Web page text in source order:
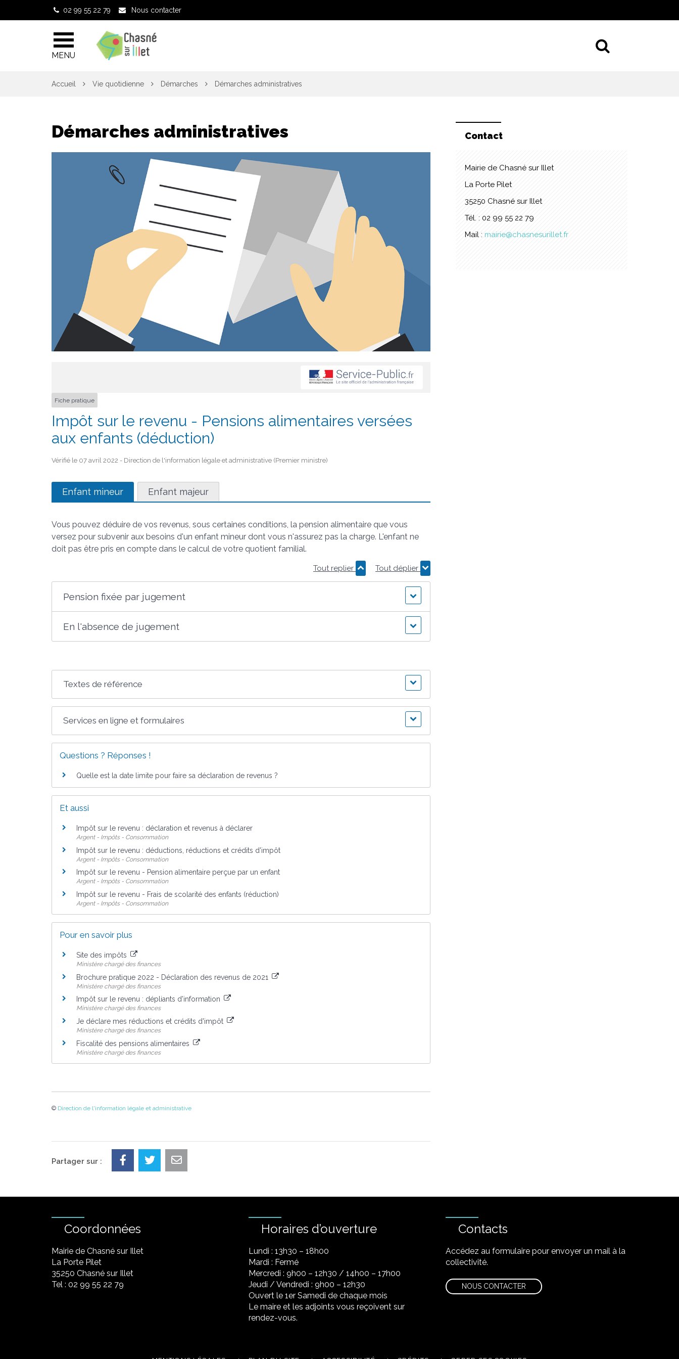
02 99 55 22 79 Nous contacter
MENU
Accueil Vie quotidienne Démarches Démarches administratives
Démarches administratives
Fiche pratique
Impôt sur le revenu - Pensions alimentaires versées
aux enfants (déduction)
Vérifié le 07 avril 2022 - Direction de l'information légale et administrative (Premier ministre)
Enfant mineur Enfant majeur
Vous pouvez déduire de vos revenus, sous certaines conditions, la pension alimentaire que vous
versez pour subvenir aux besoins d'un enfant mineur dont vous n'assurez pas la charge. L'enfant ne
doit pas être pris en compte dans le calcul de votre quotient familial.
Tout replier Tout déplier
Pension fixée par jugement
En l'absence de jugement
Textes de référence
Services en ligne et formulaires
Questions ? Réponses !
Quelle est la date limite pour faire sa déclaration de revenus ?
Et aussi
Impôt sur le revenu : déclaration et revenus à déclarer
Argent - Impôts - Consommation
Impôt sur le revenu : déductions, réductions et crédits d'impôt
Argent - Impôts - Consommation
Impôt sur le revenu - Pension alimentaire perçue par un enfant
Argent - Impôts - Consommation
Impôt sur le revenu - Frais de scolarité des enfants (réduction)
Argent - Impôts - Consommation
Pour en savoir plus
Site des impôts
Ministère chargé des finances
Brochure pratique 2022 - Déclaration des revenus de 2021
Ministère chargé des finances
Impôt sur le revenu : dépliants d'information
Ministère chargé des finances
Je déclare mes réductions et crédits d'impôt
Ministère chargé des finances
Fiscalité des pensions alimentaires
Ministère chargé des finances
© Direction de l'information légale et administrative
Contact
Mairie de Chasné sur Illet
La Porte Pilet
35250 Chasné sur Illet
Tél. : 02 99 55 22 79
Mail : mairie@chasnesurillet.fr
Partager sur :
Coordonnées
Mairie de Chasné sur Illet
La Porte Pilet
35250 Chasné sur Illet
Tel : 02 99 55 22 79
Horaires d’ouverture
Lundi : 13h30 – 18h00
Mardi : Fermé
Mercredi : 9h00 – 12h30 / 14h00 – 17h00
Jeudi / Vendredi : 9h00 – 12h30
Ouvert le 1er Samedi de chaque mois
Le maire et les adjoints vous reçoivent sur
rendez-vous.
Contacts
Accédez au formulaire pour envoyer un mail à la
collectivité.
NOUS CONTACTER